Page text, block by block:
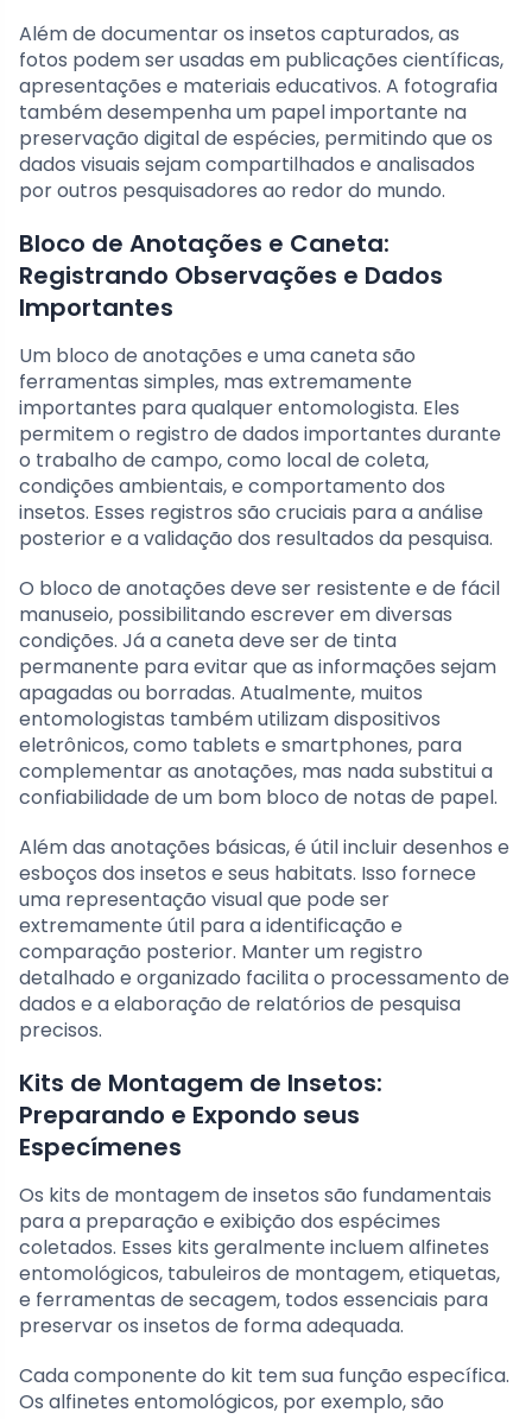
Além de documentar os insetos capturados, as
fotos podem ser usadas em publicações científicas,
apresentações e materiais educativos. A fotografia
também desempenha um papel importante na
preservação digital de espécies, permitindo que os
dados visuais sejam compartilhados e analisados
por outros pesquisadores ao redor do mundo.
Bloco de Anotações e Caneta:
Registrando Observações e Dados
Importantes
Um bloco de anotações e uma caneta são
ferramentas simples, mas extremamente
importantes para qualquer entomologista. Eles
permitem o registro de dados importantes durante
o trabalho de campo, como local de coleta,
condições ambientais, e comportamento dos
insetos. Esses registros são cruciais para a análise
posterior e a validação dos resultados da pesquisa.
O bloco de anotações deve ser resistente e de fácil
manuseio, possibilitando escrever em diversas
condições. Já a caneta deve ser de tinta
permanente para evitar que as informações sejam
apagadas ou borradas. Atualmente, muitos
entomologistas também utilizam dispositivos
eletrônicos, como tablets e smartphones, para
complementar as anotações, mas nada substitui a
confiabilidade de um bom bloco de notas de papel.
Além das anotações básicas, é útil incluir desenhos e
esboços dos insetos e seus habitats. Isso fornece
uma representação visual que pode ser
extremamente útil para a identificação e
comparação posterior. Manter um registro
detalhado e organizado facilita o processamento de
dados e a elaboração de relatórios de pesquisa
precisos.
Kits de Montagem de Insetos:
Preparando e Expondo seus
Especímenes
Os kits de montagem de insetos são fundamentais
para a preparação e exibição dos espécimes
coletados. Esses kits geralmente incluem alfinetes
entomológicos, tabuleiros de montagem, etiquetas,
e ferramentas de secagem, todos essenciais para
preservar os insetos de forma adequada.
Cada componente do kit tem sua função específica.
Os alfinetes entomológicos, por exemplo, são